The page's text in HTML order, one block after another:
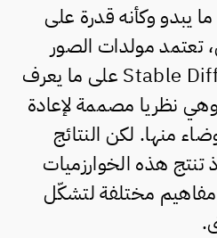
ما يبدو وكأنه قدرة على
تعتمد مولدات الصور
مثل DALL-E و Stable Diffusion على ما يعرف
وهي نظريا مصممة لإعادة
منها. لكن النتائج
تنتج هذه الخوارزميات
مختلفة لتشكّل